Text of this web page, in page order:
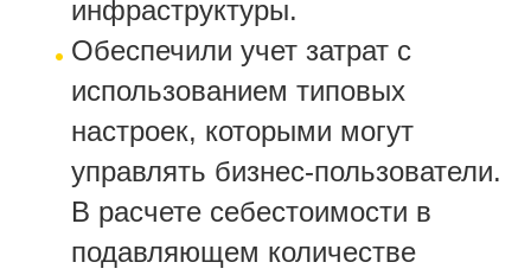
инфраструктуры.
Обеспечили учет затрат с
использованием типовых
настроек, которыми могут
управлять бизнес-пользователи.
В расчете себестоимости в
подавляющем количестве